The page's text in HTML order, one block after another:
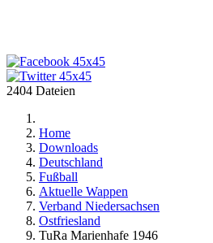
2404 Dateien
Home
Downloads
Deutschland
Fußball
Aktuelle Wappen
Verband Niedersachsen
Ostfriesland
TuRa Marienhafe 1946